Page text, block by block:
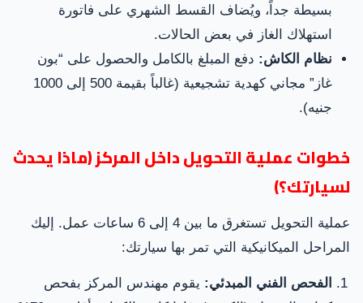
بسيطة جداً، ويُضاف القسط الشهري على فاتورة
استهلاك الغاز في بعض الحالات.
نظام الكاش: دفع المبلغ بالكامل والحصول على “بون
غاز” مجاني كهدية تشجيعية (غالباً بقيمة 500 إلى 1000
جنيه).
خطوات عملية التحويل داخل المركز (ماذا يحدث
لسيارتك؟)
عملية التحويل تستغرق ما بين 4 إلى 6 ساعات عمل. إليك
المراحل الميكانيكية التي تمر بها سيارتك:
الفحص الفني المبدئي: يقوم مهندس المركز بفحص